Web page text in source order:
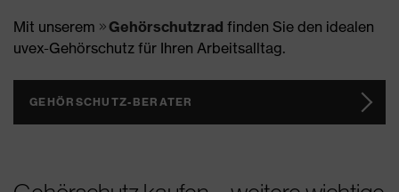
Mit unserem Gehörschutzrad finden Sie den idealen
uvex-Gehörschutz für Ihren Arbeitsalltag.
GEHÖRSCHUTZ-BERATER